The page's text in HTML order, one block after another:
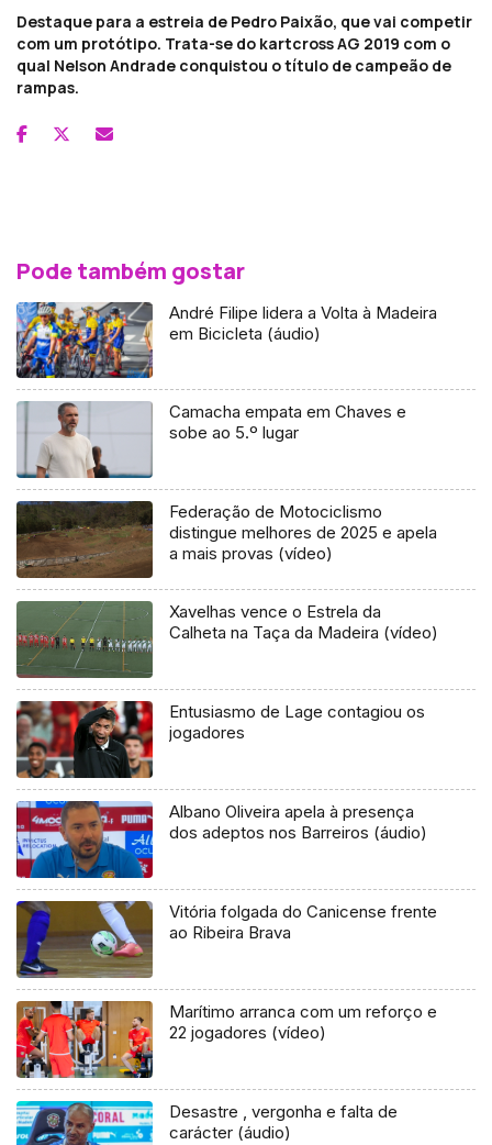
Destaque para a estreia de Pedro Paixão, que vai competir
com um protótipo. Trata-se do kartcross AG 2019 com o
qual Nelson Andrade conquistou o título de campeão de
rampas.
Pode também gostar
André Filipe lidera a Volta à Madeira
em Bicicleta (áudio)
Camacha empata em Chaves e
sobe ao 5.º lugar
Federação de Motociclismo
distingue melhores de 2025 e apela
a mais provas (vídeo)
Xavelhas vence o Estrela da
Calheta na Taça da Madeira (vídeo)
Entusiasmo de Lage contagiou os
jogadores
Albano Oliveira apela à presença
dos adeptos nos Barreiros (áudio)
Vitória folgada do Canicense frente
ao Ribeira Brava
Marítimo arranca com um reforço e
22 jogadores (vídeo)
Desastre , vergonha e falta de
carácter (áudio)